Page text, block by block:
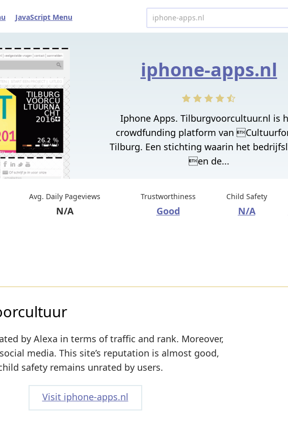
JavaScript Menu
iphone-apps.nl
Iphone Apps. Tilburgvoorcultuur.nl is
crowdfunding platform van
Tilburg. Een stichting waarin het
en de...
Avg. Daily Pageviews
N/A
Trustworthiness
Good
Child Safety
N/A
by Alexa in terms of traffic and rank. Moreover,
media. This site’s reputation is almost good,
safety remains unrated by users.
Visit iphone-apps.nl